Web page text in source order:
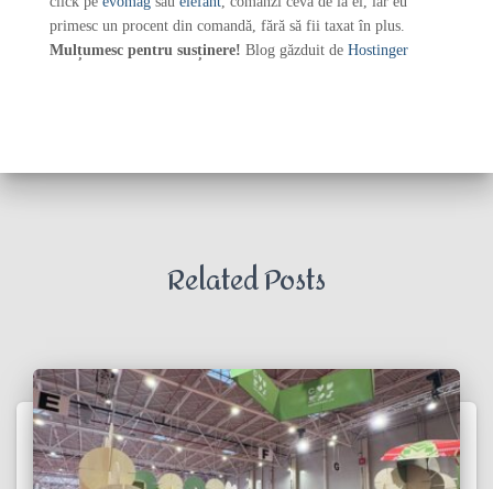
primesc un procent din comandă, fără să fii taxat în plus.
Mulțumesc pentru susținere! Blog găzduit de Hostinger
Related Posts